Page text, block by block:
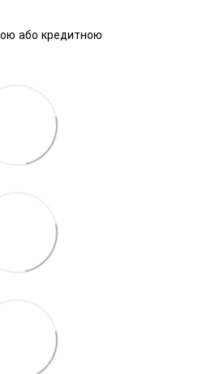
або кредитною